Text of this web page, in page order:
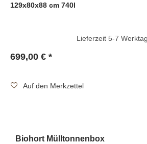
Biohort Mülltonnenbox
129x80x88 cm 740l
Lieferzeit 5-7
699,00 € *
Auf den Merkzettel